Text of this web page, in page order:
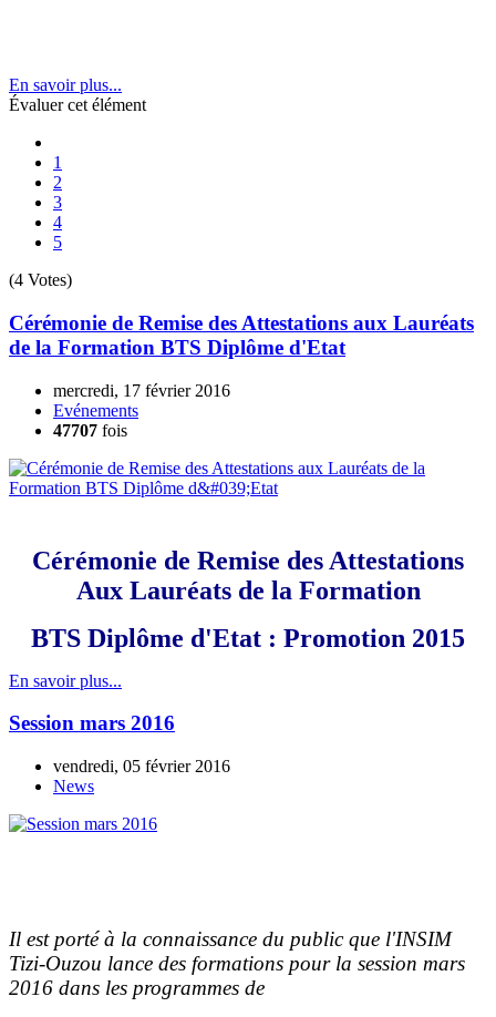
En savoir plus...
Évaluer cet élément
1
2
3
4
5
(4 Votes)
Cérémonie de Remise des Attestations aux Lauréats
de la Formation BTS Diplôme d'Etat
mercredi, 17 février 2016
Evénements
47707 fois
Cérémonie de Remise des Attestations
Aux Lauréats de la Formation
BTS Diplôme d'Etat : Promotion 2015
En savoir plus...
Session mars 2016
vendredi, 05 février 2016
News
Il est porté à la connaissance du public que l'INSIM
Tizi-Ouzou lance des formations pour la session mars
2016 dans les programmes de